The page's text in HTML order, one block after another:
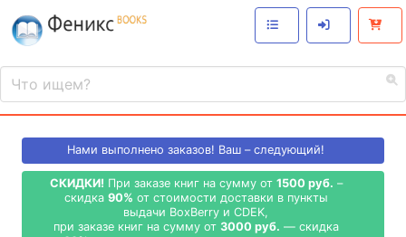
Нами выполнено заказов! Ваш – следующий!
СКИДКИ! При заказе книг на сумму от 1500 руб. –
скидка 90% от стоимости доставки в пункты
выдачи BoxBerry и CDEK,
при заказе книг на сумму от 3000 руб. — скидка